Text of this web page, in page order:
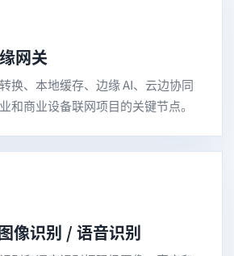
网关
换、本地缓存、边缘 AI、云边协同
和商业设备联网项目的关键节点。
像识别 / 语音识别